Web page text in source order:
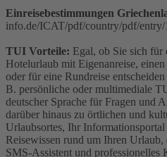
Einreisebestimmungen
info.de/ICAT/pdf/country/pdf/
TUI Vorteile: Egal, ob Sie sich für
Hotelurlaub mit Eigenanreise,
oder für eine Rundreise
B. persönliche oder multimediale
deutscher Sprache für Fragen und
darüber hinaus zu örtlichen und
Urlaubsortes, Ihr
Reisewissen rund um Ihren
SMS-Assistent und professionelles